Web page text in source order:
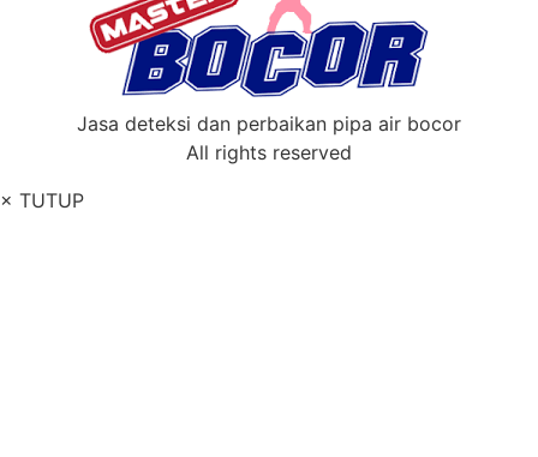
Jasa deteksi dan perbaikan pipa air bocor
All rights reserved
× TUTUP